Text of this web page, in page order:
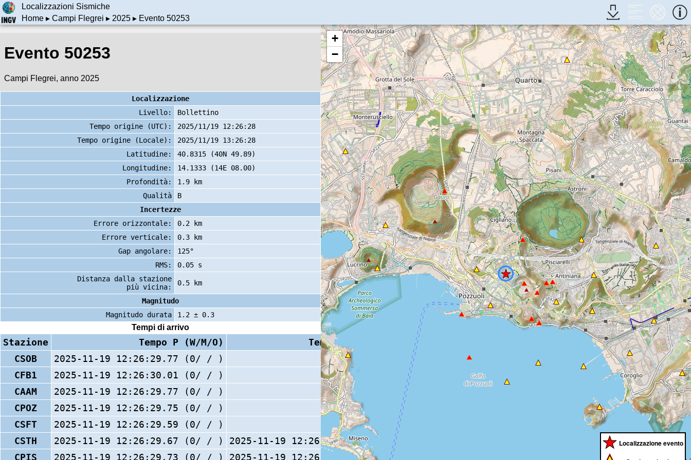
Localizzazioni Sismiche
Home▸ Campi Flegrei ▸ 2025▸ Evento 50253
Evento 50253
Campi Flegrei, anno 2025
Localizzazione
Livello:
Bollettino
Tempo origine (UTC):
2025/11/19 12:26:28
Tempo origine (Locale):
2025/11/19 13:26:28
Latitudine:
40.8315 (40N 49.89)
Longitudine:
14.1333 (14E 08.00)
Profondità:
1.9 km
Qualità
B
Incertezze
Errore orizzontale:
0.2 km
Errore verticale:
0.3 km
Gap angolare:
125°
RMS:
0.05 s
Distanza dalla stazione
più vicina:
0.5 km
Magnitudo
Magnitudo durata
1.2 ± 0.3
Tempi di arrivo
Stazione Tempo P (W/M/O) Tempo S (W/M/O)
Coda
CSOB
2025-11-19 12:26:29.77 (0/ / )
CFB1
2025-11-19 12:26:30.01 (0/ / )
CAAM
2025-11-19 12:26:29.77 (0/ / )
CPOZ
2025-11-19 12:26:29.75 (0/ / )
CSFT
2025-11-19 12:26:29.59 (0/ / )
CSTH
2025-11-19 12:26:29.67 (0/ / ) 2025-11-19 12:26:30.5 (0/ / )
CPIS
2025-11-19 12:26:29.73 (0/ / ) 2025-11-19 12:26:30.4 (0/ / )
+
−
Localizzazione evento